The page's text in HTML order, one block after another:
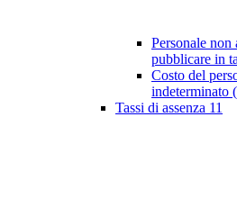
Personale non
pubblicare in
Costo del
indeterminato
Tassi di assenza 11